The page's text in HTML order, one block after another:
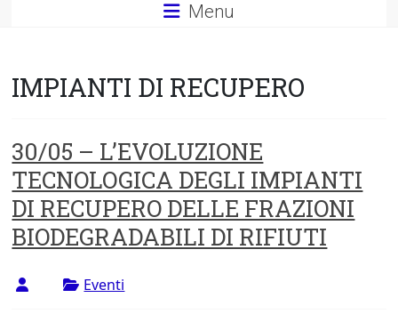
degli
di
Roma
Tor
Vergata
Menu
IMPIANTI DI RECUPERO
30/05 – L’EVOLUZIONE
TECNOLOGICA DEGLI IMPIANTI
DI RECUPERO DELLE FRAZIONI
BIODEGRADABILI DI RIFIUTI
Eventi